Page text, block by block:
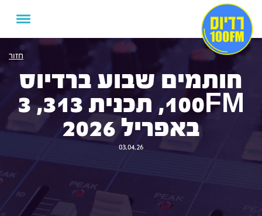
חזור
חותמים שבוע ברדיוס
100FM, תכנית 313, 3
באפריל 2026
03.04.26